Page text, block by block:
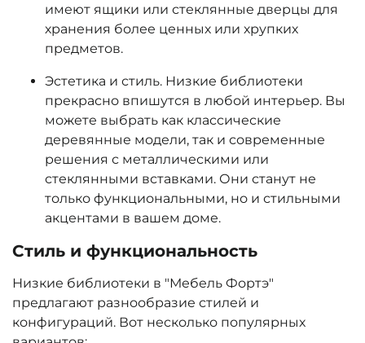
имеют ящики или стеклянные дверцы для
хранения более ценных или хрупких
предметов.
Эстетика и стиль. Низкие библиотеки
прекрасно впишутся в любой интерьер. Вы
можете выбрать как классические
деревянные модели, так и современные
решения с металлическими или
стеклянными вставками. Они станут не
только функциональными, но и стильными
акцентами в вашем доме.
Стиль и функциональность
Низкие библиотеки в "Мебель Фортэ"
предлагают разнообразие стилей и
конфигураций. Вот несколько популярных